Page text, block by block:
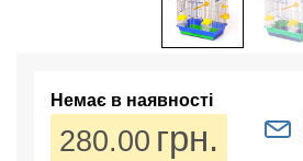
Немає в наявності
280.00 грн.